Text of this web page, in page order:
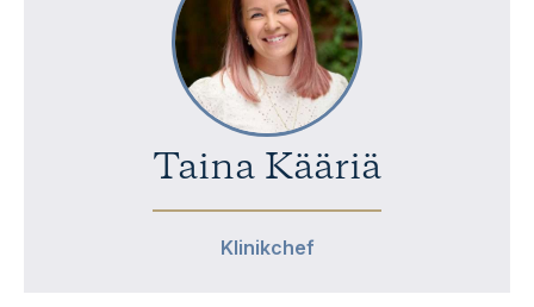
Taina Kääriä
Klinikchef